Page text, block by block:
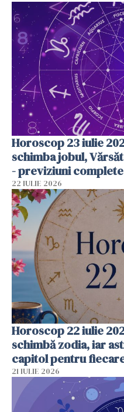
Horoscop 23 iulie
schimba jobul,
- previziuni complete
22 IULIE 2026
Horoscop 22 iulie
schimbă zodia, iar
capitol pentru
21 IULIE 2026